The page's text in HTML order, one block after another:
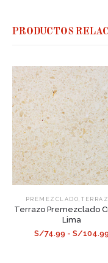
PRODUCTOS
PREMEZCLADO ,
Terrazo Premezclado
Lima
S/74.99 - S/